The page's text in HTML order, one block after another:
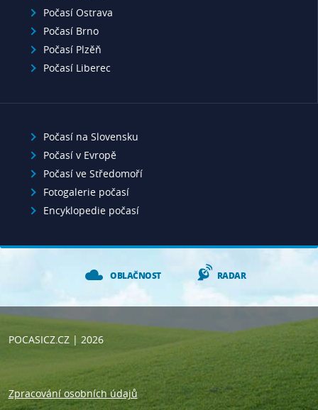
Počasí Ostrava
Počasí Brno
Počasí Plzěň
Počasí Liberec
Počasí na Slovensku
Počasí v Evropě
Počasí ve Středomoří
Fotogalerie počasí
Encyklopedie počasí
OBLAČNOST RADAR
POCASICZ.CZ| 2026
Zpracování osobních údajů